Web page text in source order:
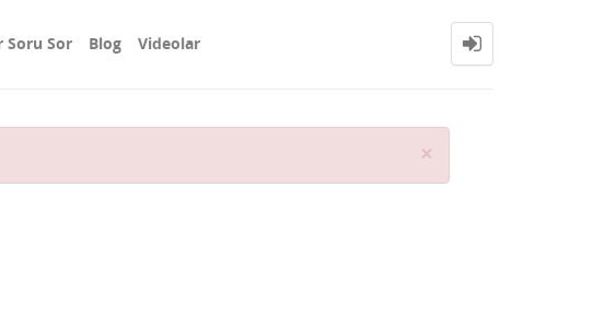
Soru Sor Blog Videolar
×